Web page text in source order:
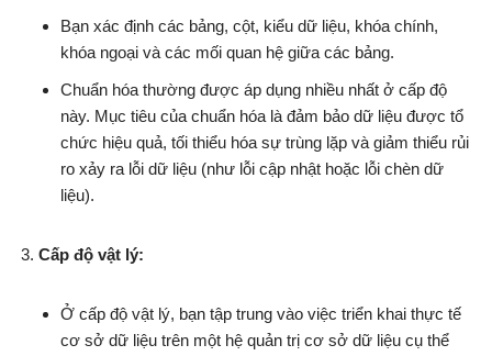
Bạn xác định các bảng, cột, kiểu dữ liệu, khóa chính,
khóa ngoại và các mối quan hệ giữa các bảng.
Chuẩn hóa thường được áp dụng nhiều nhất ở cấp độ
này. Mục tiêu của chuẩn hóa là đảm bảo dữ liệu được tổ
chức hiệu quả, tối thiểu hóa sự trùng lặp và giảm thiểu rủi
ro xảy ra lỗi dữ liệu (như lỗi cập nhật hoặc lỗi chèn dữ
liệu).
Cấp độ vật lý:
Ở cấp độ vật lý, bạn tập trung vào việc triển khai thực tế
cơ sở dữ liệu trên một hệ quản trị cơ sở dữ liệu cụ thể